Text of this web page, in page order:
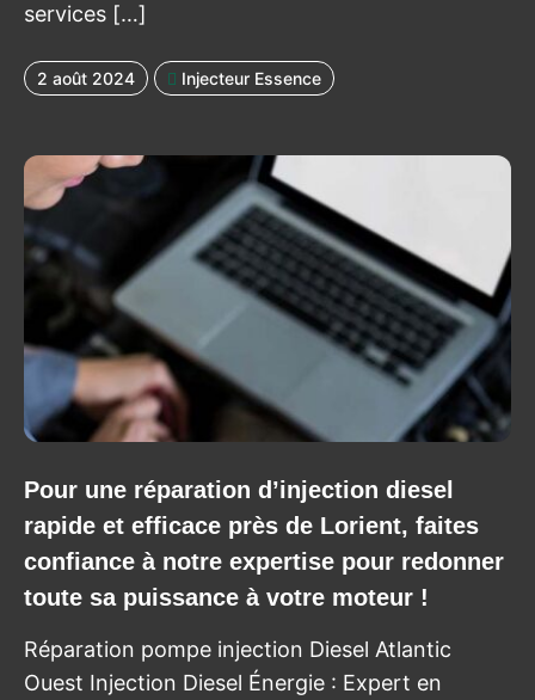
services […]
2 août 2024 Injecteur Essence
Pour une réparation d’injection diesel
rapide et efficace près de Lorient, faites
confiance à notre expertise pour redonner
toute sa puissance à votre moteur !
Réparation pompe injection Diesel Atlantic
Ouest Injection Diesel Énergie : Expert en